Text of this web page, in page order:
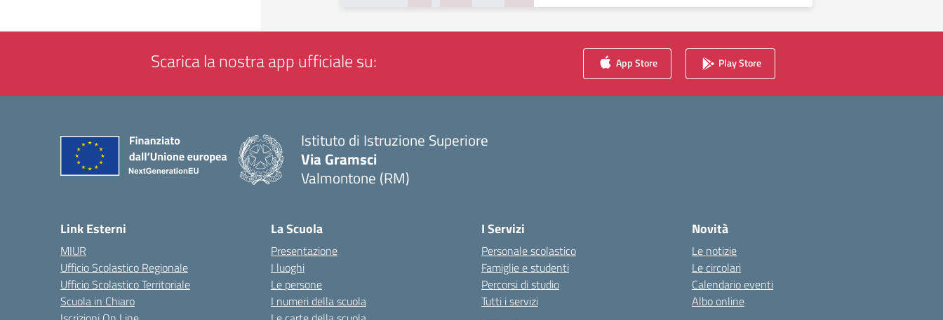
Scarica la nostra app ufficiale su: App Store Play Store
Istituto di Istruzione Superiore
Via Gramsci
Valmontone (RM)
Link Esterni
MIUR
Ufficio Scolastico Regionale
Ufficio Scolastico Territoriale
Scuola in Chiaro
La Scuola
Presentazione
I luoghi
Le persone
I numeri della scuola
I Servizi
Personale scolastico
Famiglie e studenti
Percorsi di studio
Tutti i servizi
Novità
Le notizie
Le circolari
Calendario eventi
Albo online